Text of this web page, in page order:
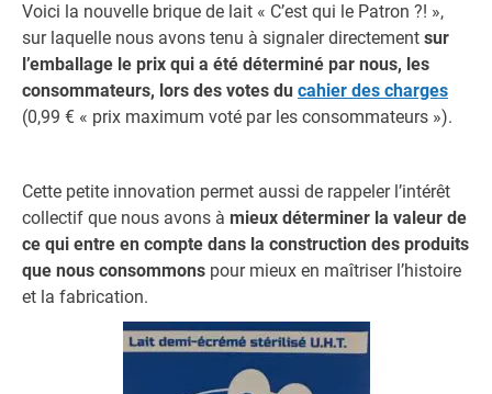
Voici la nouvelle brique de lait « C’est qui le Patron ?! »,
sur laquelle nous avons tenu à signaler directement sur
l’emballage le prix qui a été déterminé par nous, les
consommateurs, lors des votes du cahier des charges
(0,99 € « prix maximum voté par les consommateurs »).
Cette petite innovation permet aussi de rappeler l’intérêt
collectif que nous avons à mieux déterminer la valeur de
ce qui entre en compte dans la construction des produits
que nous consommons pour mieux en maîtriser l’histoire
et la fabrication.